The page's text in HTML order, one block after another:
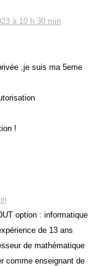
à 10 h 30 min
,je suis ma 5eme
!
option : informatique
de 13 ans
de mathématique
comme enseignant de